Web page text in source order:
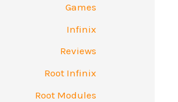
Games
Infinix
Reviews
Root Infinix
Root Modules